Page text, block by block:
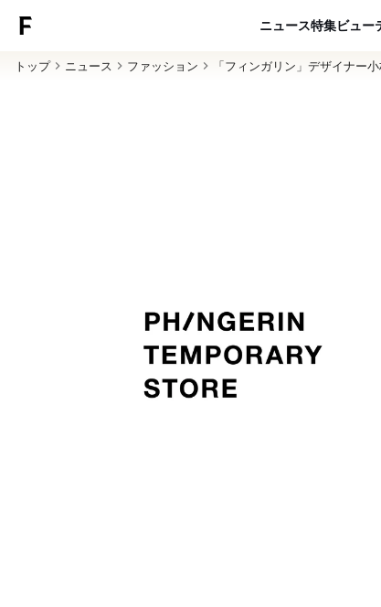
ニュース特集ビュー
トップ ニュース ファッション 「フィンガリン」デザイナー